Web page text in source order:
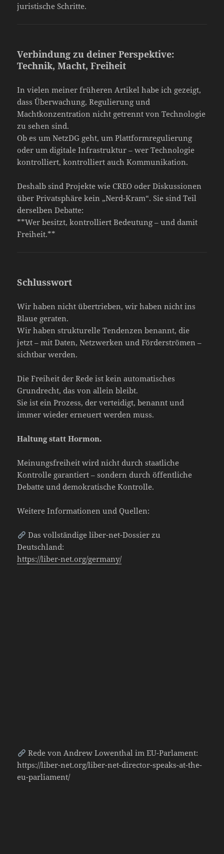
juristische Schritte.
Verbindung zu deiner Perspektive:
Technik, Macht, Freiheit
In vielen meiner früheren Artikel habe ich gezeigt,
dass Überwachung, Regulierung und
Machtkonzentration nicht getrennt von Technologie
zu sehen sind.
Ob es um NetzDG geht, um Plattformregulierung
oder um digitale Infrastruktur – wer Technologie
kontrolliert, kontrolliert auch Kommunikation.
Deshalb sind Projekte wie CREO oder Diskussionen
über Privatsphäre kein „Nerd-Kram“. Sie sind Teil
derselben Debatte:
**Wer besitzt, kontrolliert Bedeutung – und damit
Freiheit.**
Schlusswort
Wir haben nicht übertrieben, wir haben nicht ins
Blaue geraten.
Wir haben strukturelle Tendenzen benannt, die
jetzt – mit Daten, Netzwerken und Förderströmen –
sichtbar werden.
Die Freiheit der Rede ist kein automatisches
Grundrecht, das von allein bleibt.
Sie ist ein Prozess, der verteidigt, benannt und
immer wieder erneuert werden muss.
Haltung statt Hormon.
Meinungsfreiheit wird nicht durch staatliche
Kontrolle garantiert – sondern durch öffentliche
Debatte und demokratische Kontrolle.
Weitere Informationen und Quellen:
Das vollständige liber-net-Dossier zu
Deutschland:
https://liber-net.org/germany/
Rede von Andrew Lowenthal im EU-Parlament:
https://liber-net.org/liber-net-director-speaks-at-the-
eu-parliament/